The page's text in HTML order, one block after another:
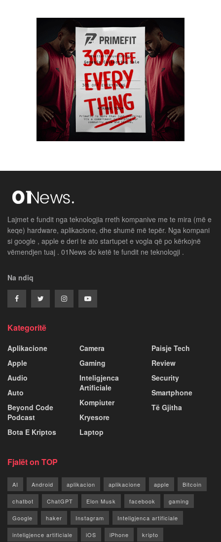
Lajmet e fundit nga teknologjia rreth kompanive me te mira (më e
keqe) hardware, aplikacione, dhe shumë më tepër. Nga kompani
si google , apple e deri te ato startupet e vogla që po kërkojnë
vëmendjen tuaj . 01News do ketë te fundit ne teknologji .
Na ndiq
Kategoritë
Aplikacione
Apple
Audio
Auto
Beyond Code
Podcast
Bota E Kriptos
Camera
Gaming
Inteligjenca
Artificiale
Kompiuter
Kryesore
Laptop
Paisje Tech
Review
Security
Smartphone
Të Gjitha
Fjalët on TOP
AI Android aplikacion aplikacione apple Bitcoin
chatbot ChatGPT Elon Musk facebook gaming
Google haker Instagram Inteligjenca artificiale
inteligjence artificiale iOS iPhone kripto